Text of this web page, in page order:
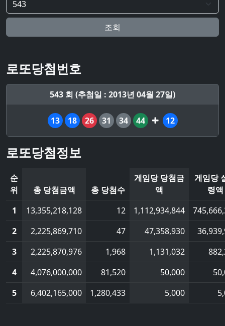
조회
로또당첨번호
543 회 (추첨일 : 2013년 04월 27일)
13 18 26 31 34 44 12
로또당첨정보
순
위
총 당첨금액 총 당첨수
게임당 당첨금
액
게임당
령액
1
13,355,218,128 12 1,112,934,844
2
2,225,869,710 47 47,358,930
3
2,225,870,976 1,968 1,131,032
4
4,076,000,000 81,520 50,000
5
6,402,165,000 1,280,433 5,000